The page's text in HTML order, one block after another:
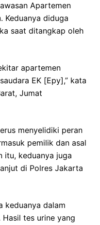
Apartemen
Keduanya diduga
saat ditangkap oleh
apartemen
EK [Epy],” kata
Jumat
menyelidiki peran
pemilik dan asal
itu, keduanya juga
di Polres Jakarta
keduanya dalam
tes urine yang